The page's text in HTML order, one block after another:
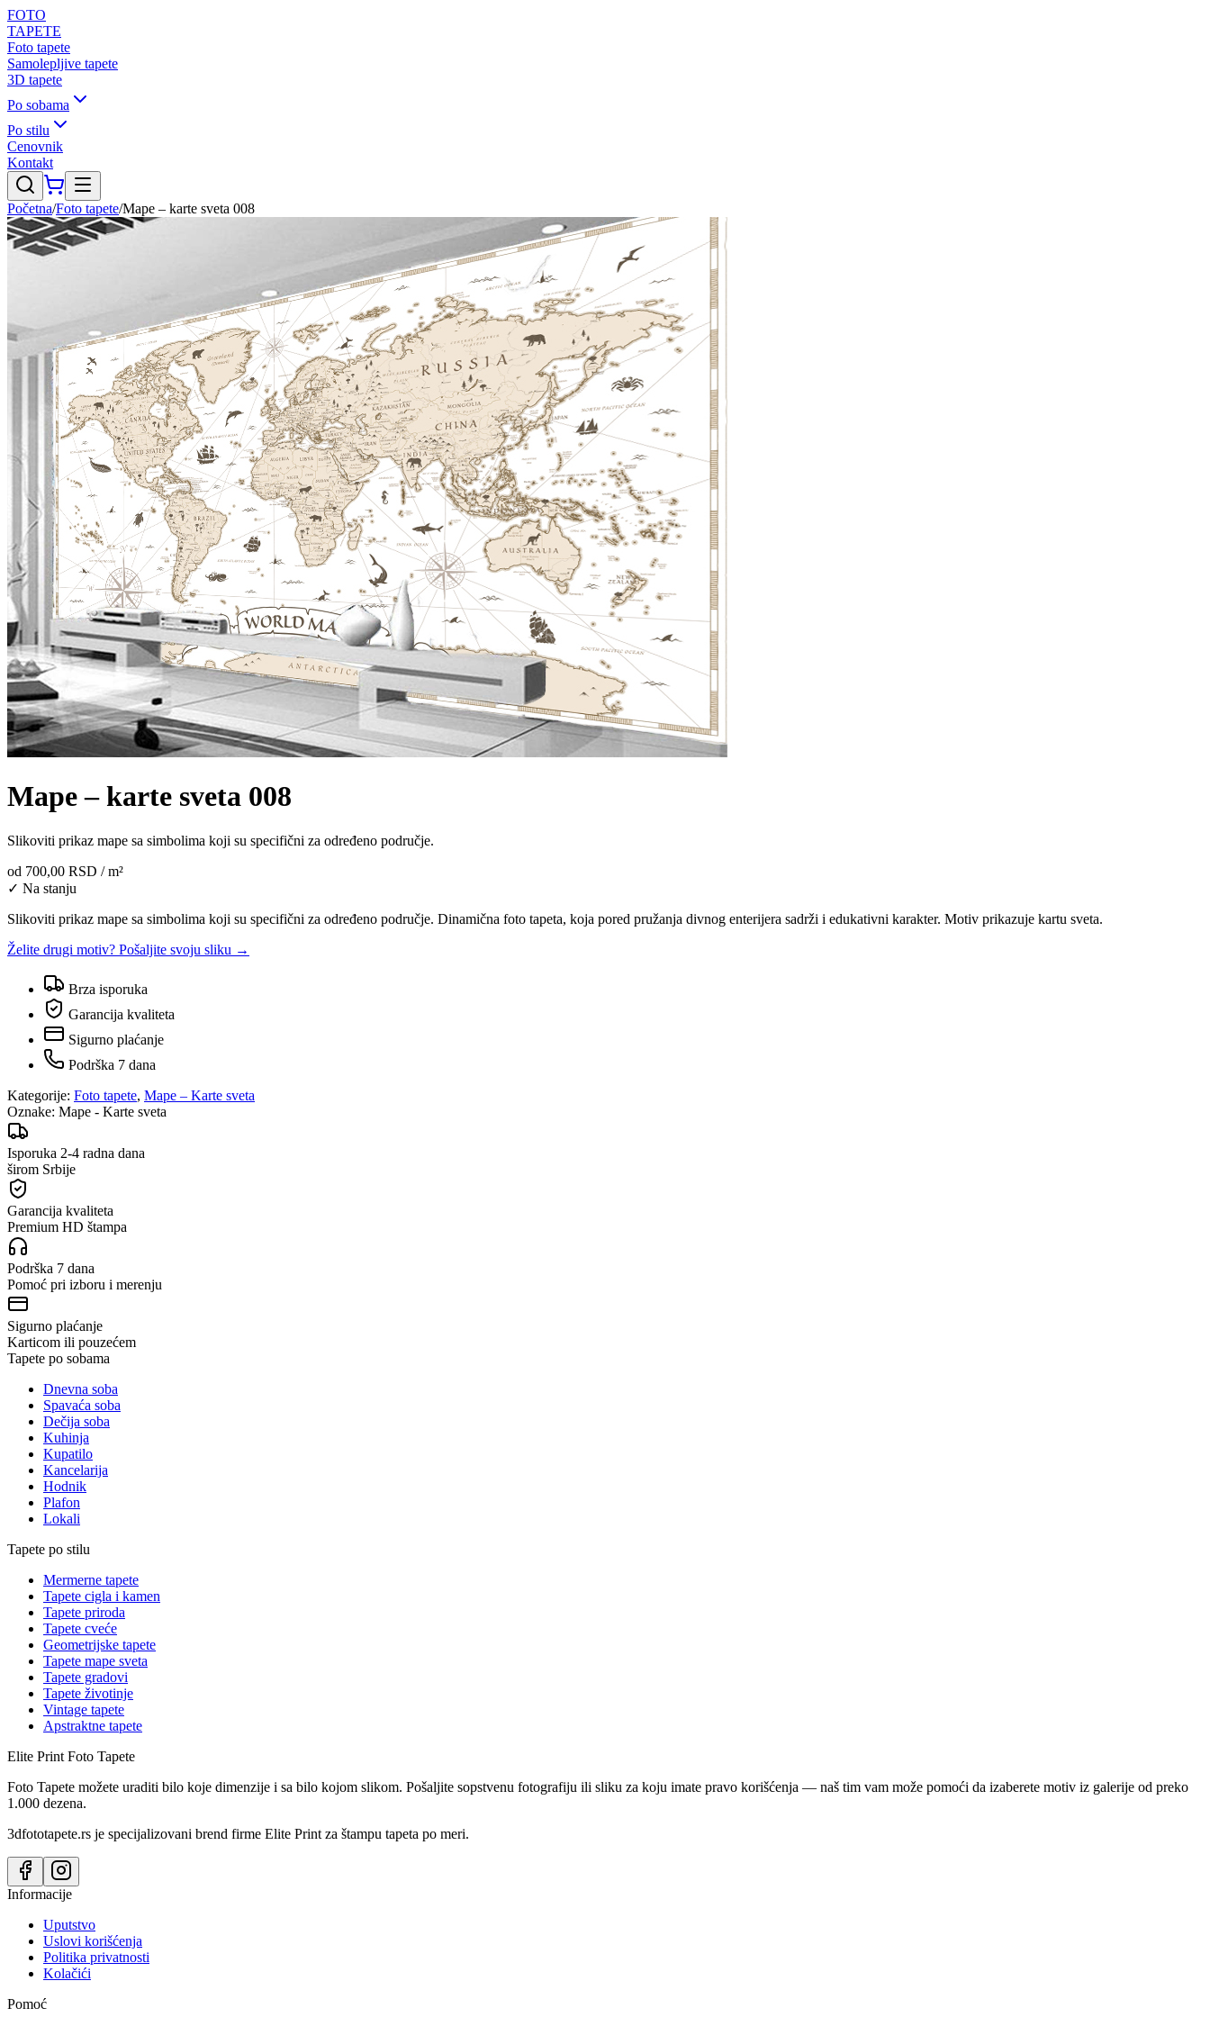
FOTO
TAPETE
Foto tapete
Samolepljive tapete
3D tapete
Po sobama
Po stilu
Cenovnik
Kontakt
Početna/Foto tapete/Mape – karte sveta 008
Mape – karte sveta 008
Slikoviti prikaz mape sa simbolima koji su specifični za određeno područje.
od 700,00 RSD / m²
✓ Na stanju
Slikoviti prikaz mape sa simbolima koji su specifični za određeno područje. Dinamična foto tapeta, koja pored pružanja divnog enterijera sadrži i edukativni karakter. Motiv prikazuje kartu sveta.
Želite drugi motiv? Pošaljite svoju sliku →
Brza isporuka
Garancija kvaliteta
Sigurno plaćanje
Podrška 7 dana
Kategorije: Foto tapete, Mape – Karte sveta
Oznake: Mape - Karte sveta
Isporuka 2-4 radna dana
širom Srbije
Garancija kvaliteta
Premium HD štampa
Podrška 7 dana
Pomoć pri izboru i merenju
Sigurno plaćanje
Karticom ili pouzećem
Tapete po sobama
Dnevna soba
Spavaća soba
Dečija soba
Kuhinja
Kupatilo
Kancelarija
Hodnik
Plafon
Lokali
Tapete po stilu
Mermerne tapete
Tapete cigla i kamen
Tapete priroda
Tapete cveće
Geometrijske tapete
Tapete mape sveta
Tapete gradovi
Tapete životinje
Vintage tapete
Apstraktne tapete
Elite Print Foto Tapete
Foto Tapete možete uraditi bilo koje dimenzije i sa bilo kojom slikom. Pošaljite sopstvenu fotografiju ili sliku za koju imate pravo korišćenja — naš tim vam može pomoći da izaberete motiv iz galerije od preko
1.000 dezena.
3dfototapete.rs je specijalizovani brend firme Elite Print za štampu tapeta po meri.
Informacije
Uputstvo
Uslovi korišćenja
Politika privatnosti
Kolačići
Pomoć